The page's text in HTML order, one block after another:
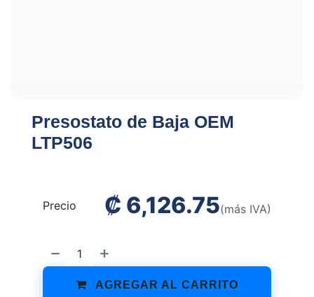
Presostato de Baja OEM
LTP506
AGREGAR AL CARRITO
Precio ₡ 6,126.75(más IVA)